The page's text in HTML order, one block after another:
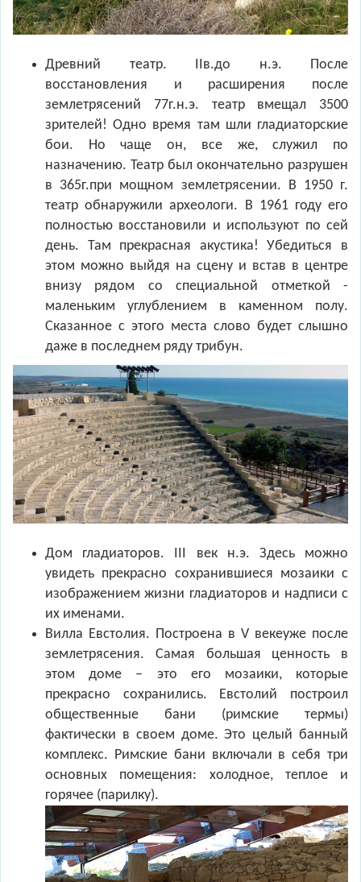
Древний театр. IIв.до н.э. После
восстановления и расширения после
землетрясений 77г.н.э. театр вмещал 3500
зрителей! Одно время там шли гладиаторские
бои. Но чаще он, все же, служил по
назначению. Театр был окончательно разрушен
в 365г.при мощном землетрясении. В 1950 г.
театр обнаружили археологи. В 1961 году его
полностью восстановили и используют по сей
день. Там прекрасная акустика! Убедиться в
этом можно выйдя на сцену и встав в центре
внизу рядом со специальной отметкой -
маленьким углублением в каменном полу.
Сказанное с этого места слово будет слышно
даже в последнем ряду трибун.
Дом гладиаторов. III век н.э. Здесь можно
увидеть прекрасно сохранившиеся мозаики с
изображением жизни гладиаторов и надписи с
их именами.
Вилла Евстолия. Построена в V векеуже после
землетрясения. Самая большая ценность в
этом доме – это его мозаики, которые
прекрасно сохранились. Евстолий построил
общественные бани (римские термы)
фактически в своем доме. Это целый банный
комплекс. Римские бани включали в себя три
основных помещения: холодное, теплое и
горячее (парилку).